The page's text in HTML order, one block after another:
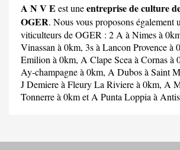
A N V E est uneentreprise de culture
OGER. Nous vous proposons également
viticulteurs de OGER : 2 A à Nimes à
Vinassan à 0km, 3sà Lancon Provence à
Emilion à 0km, A Clape Scea à Cornas à
Ay-champagne à 0km, A Dubosà Saint
J Demiereà Fleury La Riviere à 0km, A
Tonnerre à 0km etA Punta Loppia à